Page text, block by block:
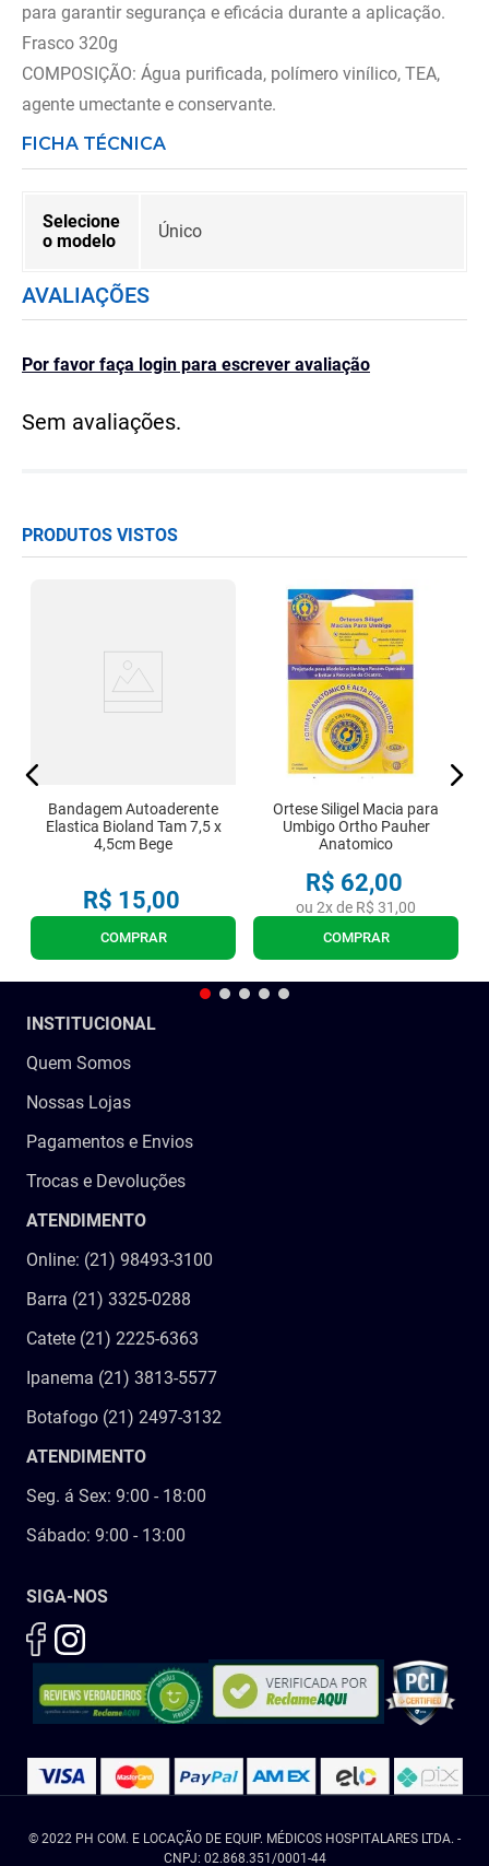
para garantir segurança e eficácia durante a aplicação.
Frasco 320g
COMPOSIÇÃO: Água purificada, polímero vinílico, TEA,
agente umectante e conservante.
FICHA TÉCNICA
Selecione
o modelo
Único
AVALIAÇÕES
Por favor faça login para escrever avaliação
Sem avaliações.
PRODUTOS VISTOS
Bandagem Autoaderente
Elastica Bioland Tam 7,5 x
4,5cm Bege
R$ 15,00
COMPRAR
Ortese Siligel Macia para
Umbigo Ortho Pauher
Anatomico
R$ 62,00
ou 2x de R$ 31 ,00
COMPRAR
INSTITUCIONAL
Quem Somos
Nossas Lojas
Pagamentos e Envios
Trocas e Devoluções
ATENDIMENTO
Online: (21) 98493-3100
Barra (21) 3325-0288
Catete (21) 2225-6363
Ipanema (21) 3813-5577
Botafogo (21) 2497-3132
ATENDIMENTO
Seg. á Sex: 9:00 - 18:00
Sábado: 9:00 - 13:00
SIGA-NOS
© 2022 PH COM. E LOCAÇÃO DE EQUIP. MÉDICOS HOSPITALARES LTDA. -
CNPJ: 02.868.351/0001-44